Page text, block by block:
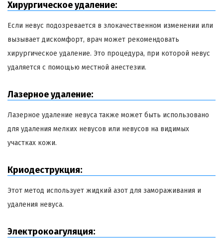
Хирургическое удаление:
Если невус подозревается в злокачественном изменении или
вызывает дискомфорт, врач может рекомендовать
хирургическое удаление. Это процедура, при которой невус
удаляется с помощью местной анестезии.
Лазерное удаление:
Лазерное удаление невуса также может быть использовано
для удаления мелких невусов или невусов на видимых
участках кожи.
Криодеструкция:
Этот метод использует жидкий азот для замораживания и
удаления невуса.
Электрокоагуляция: